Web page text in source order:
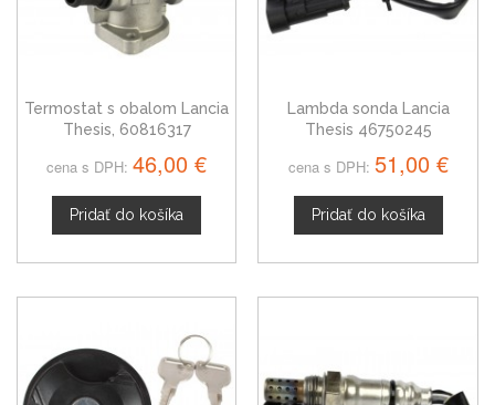
Termostat s obalom Lancia
Thesis, 60816317
cena s DPH: 46,00 €
Pridať do košíka
Lambda sonda Lancia
Thesis 46750245
cena s DPH: 51,00 €
Pridať do košíka